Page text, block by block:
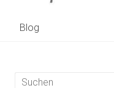
Blog